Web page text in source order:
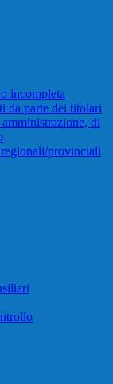
incompleta
da parte dei titolari
di
provinciali